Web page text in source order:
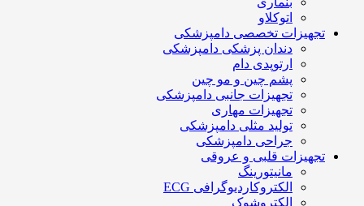
اتوکلاو
تجهیزات تخصصی دامپزشکی
دندان پزشکی دامپزشکی
ارتوپدی دام
پشم چین و مو چین
تجهیزات جانبی دامپزشکی
تجهیزات مهاری
تولید مثلی دامپزشکی
جراحی دامپزشکی
تجهیزات قلبی و عروقی
مانیتورینگ
الکتروکاردیوگرافی ECG
الکتروشوک